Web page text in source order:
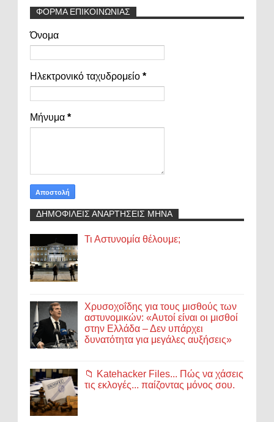
ΦΟΡΜΑ ΕΠΙΚΟΙΝΩΝΙΑΣ
Όνομα
Ηλεκτρονικό ταχυδρομείο *
Μήνυμα *
ΔΗΜΟΦΙΛΕΙΣ ΑΝΑΡΤΗΣΕΙΣ ΜΗΝΑ
Τι Αστυνομία θέλουμε;
Χρυσοχοΐδης για τους μισθούς των
αστυνομικών: «Αυτοί είναι οι μισθοί
στην Ελλάδα – Δεν υπάρχει
δυνατότητα για μεγάλες αυξήσεις»
📁 Katehacker Files... Πώς να χάσεις
τις εκλογές... παίζοντας μόνος σου.